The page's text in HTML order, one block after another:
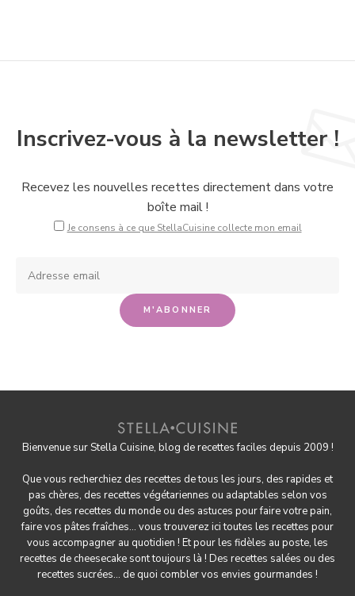
Inscrivez-vous à la newsletter !
Recevez les nouvelles recettes directement dans votre
boîte mail !
Je consens à ce que StellaCuisine collecte mon email
Bienvenue sur Stella Cuisine, blog de recettes faciles depuis 2009 !
Que vous recherchiez des recettes de tous les jours, des rapides et
pas chères, des recettes végétariennes ou adaptables selon vos
goûts, des recettes du monde ou des astuces pourfaire votre pain,
fairevos pâtes fraîches... vous trouverez ici toutes les recettes pour
vous accompagner au quotidien ! Et pour les fidèles au poste, les
recettes de cheesecake sont toujours là ! Des recettes salées ou des
recettes sucrées... de quoi combler vos envies gourmandes !